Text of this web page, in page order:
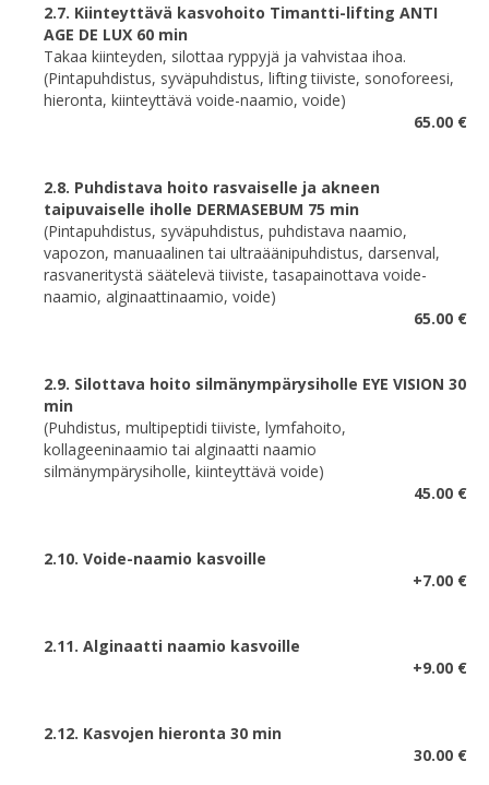
2.7. Kiinteyttävä kasvohoito Timantti-lifting ANTI
AGE DE LUX 60 min
Takaa kiinteyden, silottaa ryppyjä ja vahvistaa ihoa.
(Pintapuhdistus, syväpuhdistus, lifting tiiviste, sonoforeesi,
hieronta, kiinteyttävä voide-naamio, voide)
65.00 €
2.8. Puhdistava hoito rasvaiselle ja akneen
taipuvaiselle iholle DERMASEBUM 75 min
(Pintapuhdistus, syväpuhdistus, puhdistava naamio,
vapozon, manuaalinen tai ultraäänipuhdistus, darsenval,
rasvaneritystä säätelevä tiiviste, tasapainottava voide-
naamio, alginaattinaamio, voide)
65.00 €
2.9. Silottava hoito silmänympärysiholle EYE VISION 30
min
(Puhdistus, multipeptidi tiiviste, lymfahoito,
kollageeninaamio tai alginaatti naamio
silmänympärysiholle, kiinteyttävä voide)
45.00 €
2.10. Voide-naamio kasvoille
+7.00 €
2.11. Alginaatti naamio kasvoille
+9.00 €
2.12. Kasvojen hieronta 30 min
30.00 €